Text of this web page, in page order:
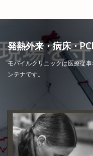
発熱外来・病床・
モバイルクリニックは医療従
ンテナです。